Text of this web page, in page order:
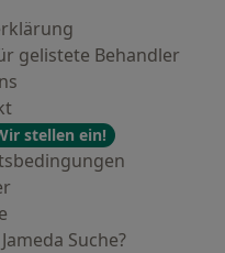
gelistete Behandler
stellen ein!
Suche?